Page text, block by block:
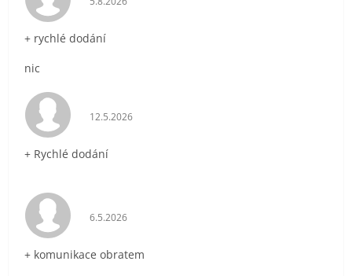
+ rychlé dodání
nic
Hodnocení obchodu je 5 z 5 hvězdiček.
12.5.2026
+ Rychlé dodání
Hodnocení obchodu je 5 z 5 hvězdiček.
6.5.2026
+ komunikace obratem